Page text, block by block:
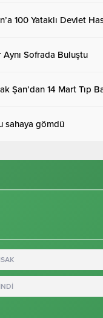
100 Yataklı Devlet
Sofrada Buluştu
Şan’dan 14 Mart Tıp
sahaya gömdü